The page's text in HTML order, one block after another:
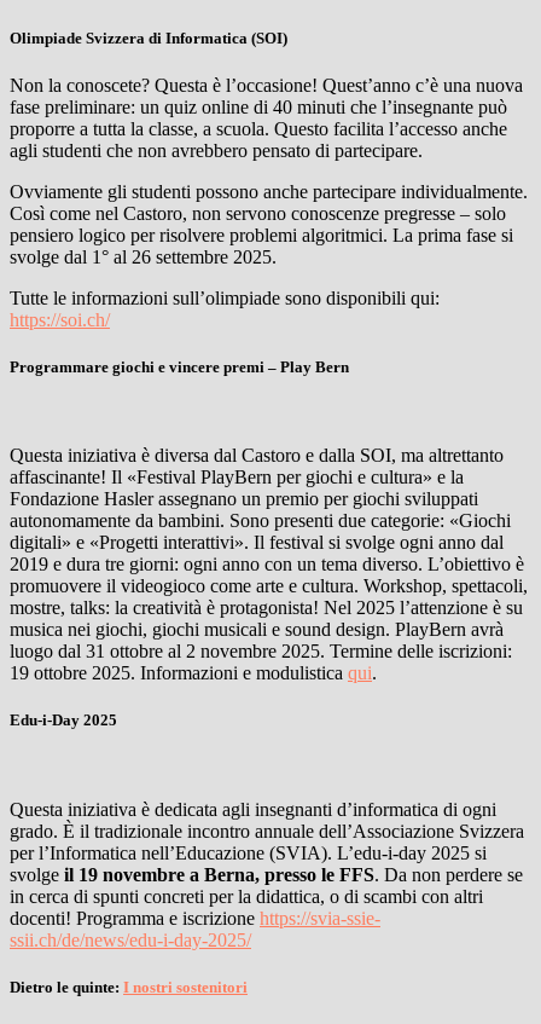
Olimpiade Svizzera di Informatica (SOI)
Non la conoscete? Questa è l’occasione! Quest’anno c’è una nuova
fase preliminare: un quiz online di 40 minuti che l’insegnante può
proporre a tutta la classe, a scuola. Questo facilita l’accesso anche
agli studenti che non avrebbero pensato di partecipare.
Ovviamente gli studenti possono anche partecipare individualmente.
Così come nel Castoro, non servono conoscenze pregresse – solo
pensiero logico per risolvere problemi algoritmici. La prima fase si
svolge dal 1° al 26 settembre 2025.
Tutte le informazioni sull’olimpiade sono disponibili qui:
https://soi.ch/
Programmare giochi e vincere premi – Play Bern
Questa iniziativa è diversa dal Castoro e dalla SOI, ma altrettanto
affascinante! Il «Festival PlayBern per giochi e cultura» e la
Fondazione Hasler assegnano un premio per giochi sviluppati
autonomamente da bambini. Sono presenti due categorie: «Giochi
digitali» e «Progetti interattivi». Il festival si svolge ogni anno dal
2019 e dura tre giorni: ogni anno con un tema diverso. L’obiettivo è
promuovere il videogioco come arte e cultura. Workshop, spettacoli,
mostre, talks: la creatività è protagonista! Nel 2025 l’attenzione è su
musica nei giochi, giochi musicali e sound design. PlayBern avrà
luogo dal 31 ottobre al 2 novembre 2025. Termine delle iscrizioni:
19 ottobre 2025. Informazioni e modulistica qui.
Edu-i-Day 2025
Questa iniziativa è dedicata agli insegnanti d’informatica di ogni
grado. È il tradizionale incontro annuale dell’Associazione Svizzera
per l’Informatica nell’Educazione (SVIA). L’edu-i-day 2025 si
svolge il 19 novembre a Berna, presso le FFS. Da non perdere se
in cerca di spunti concreti per la didattica, o di scambi con altri
docenti! Programma e iscrizione https://svia-ssie-
ssii.ch/de/news/edu-i-day-2025/
Dietro le quinte: I nostri sostenitori